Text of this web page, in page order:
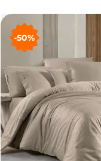
-50%